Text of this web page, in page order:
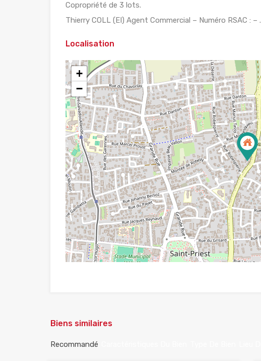
Copropriété de 3 lots.
Thierry COLL (EI) Agent Commercial – Numéro RSAC : – .
Localisation
+
−
Biens similaires
Recommandé